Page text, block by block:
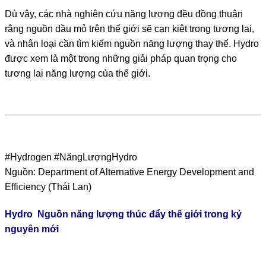
Dù vậy, các nhà nghiên cứu năng lượng đều đồng thuận
rằng nguồn dầu mỏ trên thế giới sẽ cạn kiệt trong tương lai,
và nhân loại cần tìm kiếm nguồn năng lượng thay thế. Hydro
được xem là một trong những giải pháp quan trọng cho
tương lai năng lượng của thế giới.
#Hydrogen #NăngLượngHydro
Nguồn: Department of Alternative Energy Development and
Efficiency (Thái Lan)
Hydro Nguồn năng lượng thúc đẩy thế giới trong kỷ
nguyên mới